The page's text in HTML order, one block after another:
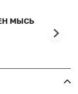
МЫСЬ